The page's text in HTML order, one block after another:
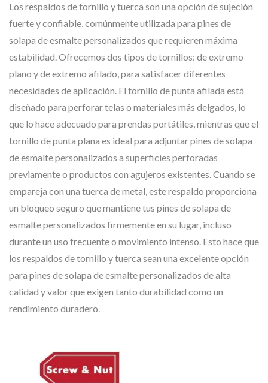
Los respaldos de tornillo y tuerca son una opción de sujeción
fuerte y confiable, comúnmente utilizada para pines de
solapa de esmalte personalizados que requieren máxima
estabilidad. Ofrecemos dos tipos de tornillos: de extremo
plano y de extremo afilado, para satisfacer diferentes
necesidades de aplicación. El tornillo de punta afilada está
diseñado para perforar telas o materiales más delgados, lo
que lo hace adecuado para prendas portátiles, mientras que el
tornillo de punta plana es ideal para adjuntar pines de solapa
de esmalte personalizados a superficies perforadas
previamente o productos con agujeros existentes. Cuando se
empareja con una tuerca de metal, este respaldo proporciona
un bloqueo seguro que mantiene tus pines de solapa de
esmalte personalizados firmemente en su lugar, incluso
durante un uso frecuente o movimiento intenso. Esto hace que
los respaldos de tornillo y tuerca sean una excelente opción
para pines de solapa de esmalte personalizados de alta
calidad y valor que exigen tanto durabilidad como un
rendimiento duradero.